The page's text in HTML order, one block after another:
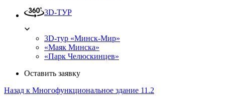
3D-ТУР
3D-тур «Минск-Мир»
«Маяк Минска»
«Парк Челюскинцев»
Оставить заявку
Назад к Многофункциональное здание 11.2